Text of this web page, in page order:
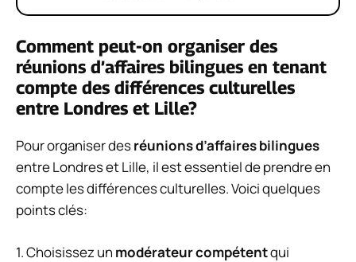
Comment peut-on organiser des
réunions d’affaires bilingues en tenant
compte des différences culturelles
entre Londres et Lille?
Pour organiser desréunions d’affaires bilingues
entre Londres et Lille, il est essentiel de prendre en
compte les différences culturelles. Voici quelques
points clés:
1. Choisissez un modérateur compétentqui